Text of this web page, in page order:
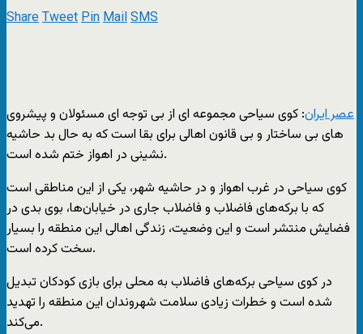
ShareTweetPinMailSMS
عصر ایران: کوی سیاحی مجموعه ای از بی توجه ای مسئولان و پیشروی
های بی ساختار و بی قانون اهالی برای بقا است که به حال بد حاشیه
نشینی در اهواز ختم شده است.
کوی سیاحی در غرب اهواز و در حاشیه شهر، یکی از این مناطقی است
که با برکه‌های فاضلاب و فاضلاب جاری در خیابان‌ها، بوی بدی در
فضایش منتشر است و این وضعیت، زندگی اهالی این منطقه را بسیار
سخت کرده است.
در کوی سیاحی برکه‌های فاضلاب به محلی برای بازی کودکان تبدیل
شده است و خطرات زیادی سلامت شهروندان این منطقه را تهدید
می‌کند.